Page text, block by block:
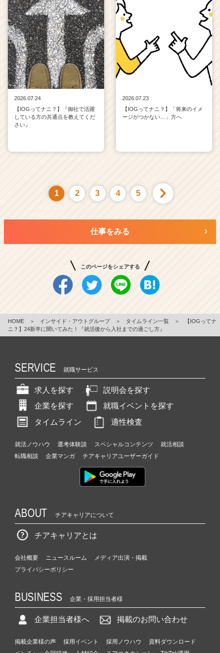
2026.07.24
【IOGってナニ？】『御社で活躍
している方の共通点を教えてくだ
さい』
2026.07.23
【IOGってナニ？】「将来のイメ
ージがつかない…」方へ
1 2 3 4 5
仕事をみる
このページをシェアする
HOME ＞ インサイド・アウトグループ ＞ タイムライン一覧 ＞
【IOGってナ
ニ？】24新卒に聞いてみた！『就活後から入社までの過ごし方』
SERVICE 就職サービス
求人を探す
説明会を探す
企業を探す
就職イベントを探す
タイムライン
適性検査
就活ノウハウ 選考体験談 スペシャルコンテンツ
就活相談
転職相談
企業マンガ チアキャリアユーザーガイド
ABOUT チアキャリアについて
チアキャリアとは
会社概要 ニュースルーム
メディア出演・掲載
プライバシーポリシー
BUSINESS 企業・採用担当者様
企業担当者様へ 掲載のお問い合わせ
掲載企業様の声 採用イベント 採用ノウハウ
資料ダウンロード